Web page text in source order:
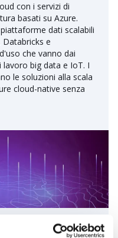
con i servizi di
basati su Azure.
dati scalabili
Databricks e
che vanno dai
big data e IoT. I
le soluzioni alla scala
cloud-native senza